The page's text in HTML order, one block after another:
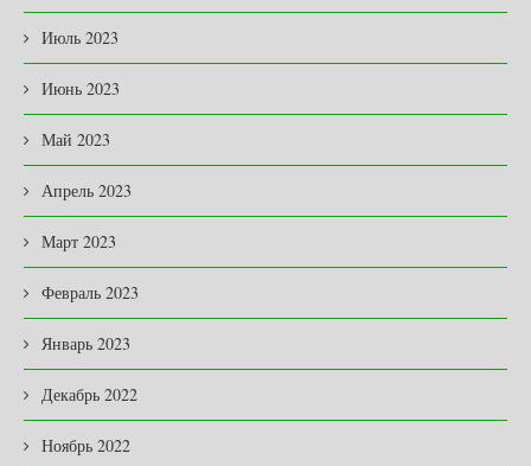
Июль 2023
Июнь 2023
Май 2023
Апрель 2023
Март 2023
Февраль 2023
Январь 2023
Декабрь 2022
Ноябрь 2022